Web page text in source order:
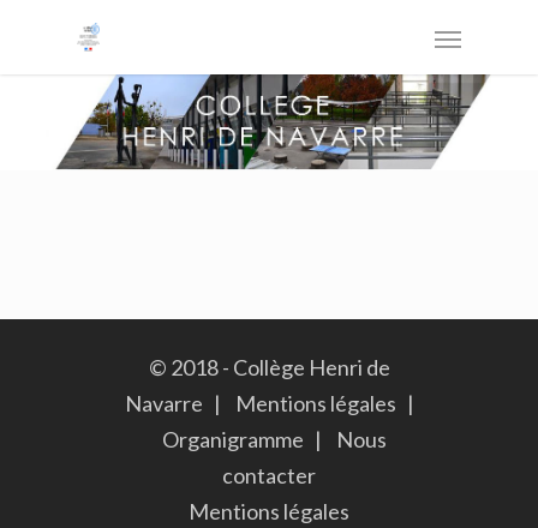
© 2018 - Collège Henri de
Navarre |
Mentions légales |
Organigramme |
Nous
contacter
Mentions légales